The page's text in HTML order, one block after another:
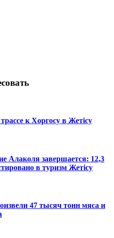
к Хоргосу в Жетісу
Алаколя завершается: 12,3
в туризм Жетісу
47 тысяч тонн мяса и